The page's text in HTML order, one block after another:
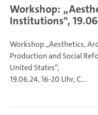
Workshop:
Institutions",
Workshop „Aesthetics,
Production and Social
United States“,
19.06.24, 16-20 Uhr, C...